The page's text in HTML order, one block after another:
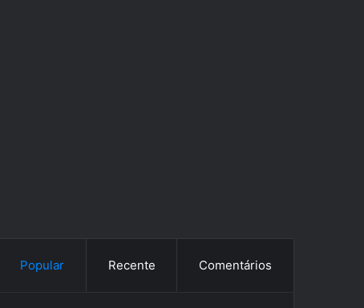
Popular Recente Comentários